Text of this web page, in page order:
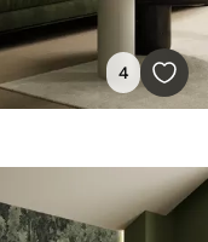
4